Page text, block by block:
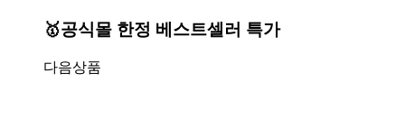
🥇공식몰 한정 베스트셀러 특가
다음상품